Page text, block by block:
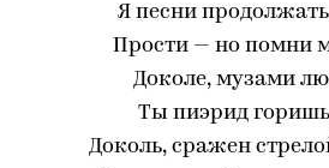
Я песни
Прости — но помни
Доколе, музами
Ты пиэрид
Доколь, сражен